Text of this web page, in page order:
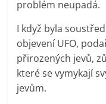
problém neupadá.
I když byla
objevení UFO,
přirozených jevů,
které se vymykají
jevům.